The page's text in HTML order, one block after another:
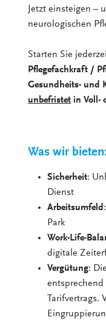
Jetzt einsteigen –
neurologischen
Starten Sie
Pflegefachkraft /
Gesundheits- und
unbefristet in Voll-
Was wir
Sicherheit:
Dienst
Arbeitsumfeld
Park
Work-Life-
digitale
Vergütung:
entsprechend
Tarifvertrags.